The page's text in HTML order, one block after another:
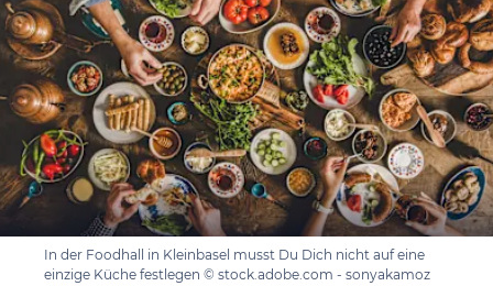
In der Foodhall in Kleinbasel musst Du Dich nicht auf eine
einzige Küche festlegen © stock.adobe.com - sonyakamoz